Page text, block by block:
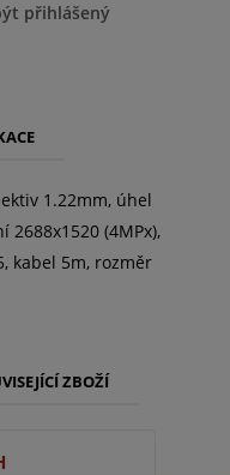
přihlášený
1.22mm, úhel
2688x1520 (4MPx),
kabel 5m, rozměr
ZBOŽÍ